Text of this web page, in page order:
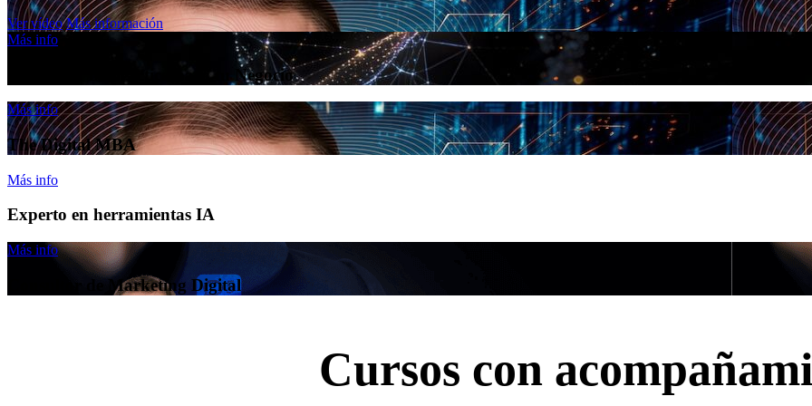
Ver vídeo Más información
Más info
Programa IA práctica para tu Negocio
Más info
The Digital MBA
Más info
Experto en herramientas IA
Más info
Consultor de Marketing Digital
Cursos con